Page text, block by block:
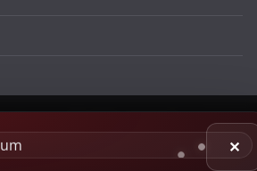
✕
by ThemeGrill. Powered by WordPress.